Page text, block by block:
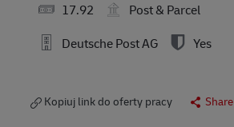
17.92
Post & Parcel
Deutsche Post AG
Yes
Kopiuj link do oferty pracy Share